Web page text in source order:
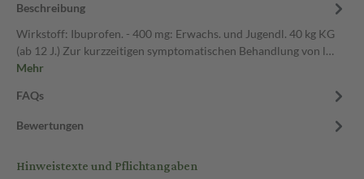
Beschreibung
Wirkstoff: Ibuprofen. - 400 mg: Erwachs. und Jugendl. 40 kg KG
(ab 12 J.) Zur kurzzeitigen symptomatischen Behandlung von l…
Mehr
FAQs
Bewertungen
Hinweistexte und Pflichtangaben